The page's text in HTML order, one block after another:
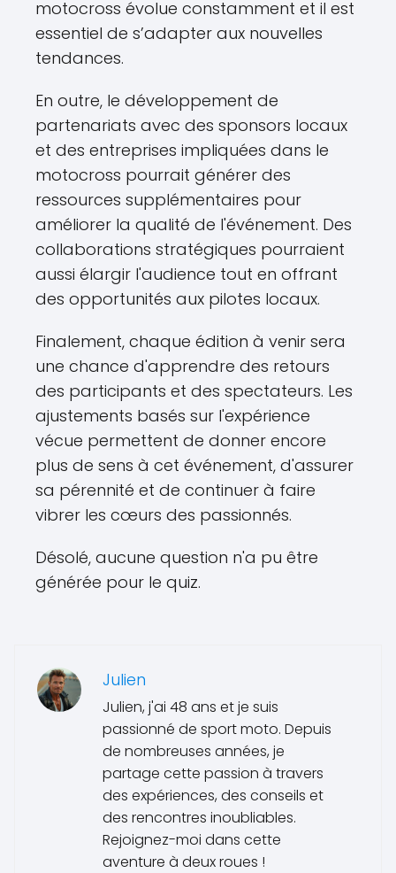
motocross évolue constamment et il est
essentiel de s’adapter aux nouvelles
tendances.
En outre, le développement de
partenariats avec des sponsors locaux
et des entreprises impliquées dans le
motocross pourrait générer des
ressources supplémentaires pour
améliorer la qualité de l'événement. Des
collaborations stratégiques pourraient
aussi élargir l'audience tout en offrant
des opportunités aux pilotes locaux.
Finalement, chaque édition à venir sera
une chance d'apprendre des retours
des participants et des spectateurs. Les
ajustements basés sur l'expérience
vécue permettent de donner encore
plus de sens à cet événement, d'assurer
sa pérennité et de continuer à faire
vibrer les cœurs des passionnés.
Désolé, aucune question n'a pu être
générée pour le quiz.
Julien
Julien, j'ai 48 ans et je suis
passionné de sport moto. Depuis
de nombreuses années, je
partage cette passion à travers
des expériences, des conseils et
des rencontres inoubliables.
Rejoignez-moi dans cette
aventure à deux roues !